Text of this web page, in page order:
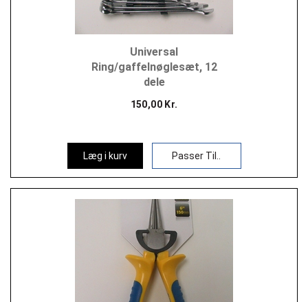
Universal
Ring/gaffelnøglesæt, 12
dele
150,00 Kr.
Læg i kurv Passer Til..